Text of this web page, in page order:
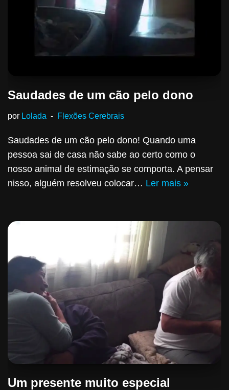
Saudades de um cão pelo dono
por Lolada Flexões Cerebrais
Saudades de um cão pelo dono! Quando uma
pessoa sai de casa não sabe ao certo como o
nosso animal de estimação se comporta. A pensar
nisso, alguém resolveu colocar… Ler mais »
Um presente muito especial